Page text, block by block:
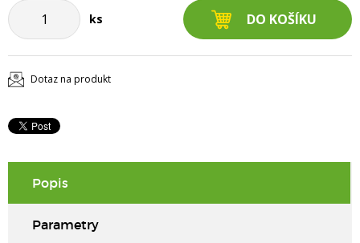
ks
Dotaz na produkt
Popis
Parametry